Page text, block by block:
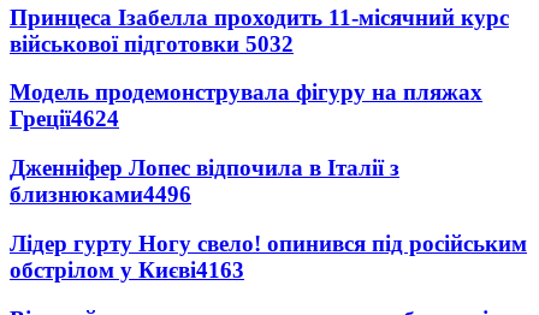
Принцеса Ізабелла проходить 11-місячний курс
військової підготовки 5032
Модель продемонструвала фігуру на пляжах
Греції4624
Дженніфер Лопес відпочила в Італії з
близнюками4496
Лідер гурту Ногу свело! опинився під російським
обстрілом у Києві4163